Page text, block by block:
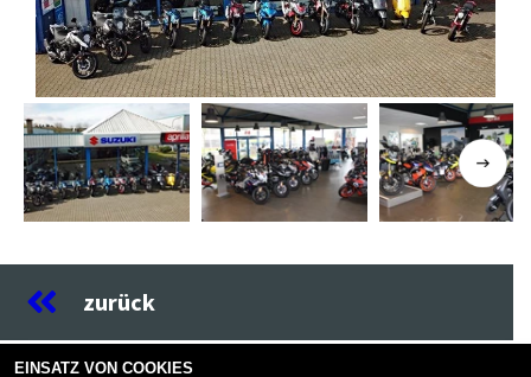
zurück
EINSATZ VON COOKIES